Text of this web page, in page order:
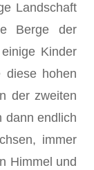
Landschaft
Berge der
Kinder
hohen
der zweiten
dann endlich
immer
Himmel und